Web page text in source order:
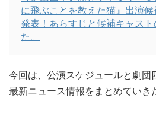
に飛ぶことを教えた猫』出演
発表！あらすじと候補キャス
た。
今回は、公演スケジュールと劇団
最新ニュース情報をまとめていき